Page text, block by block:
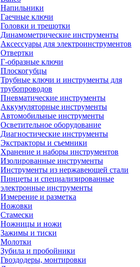
Напильники
Гаечные ключи
Головки и трещотки
Динамометрические инструменты
Аксессуары для электроинструментов
Отвертки
Г-образные ключи
Плоскогубцы
Трубные ключи и инструменты для
трубопроводов
Пневматические инструменты
Аккумуляторные инструменты
Автомобильные инструменты
Осветительное оборудование
Диагностические инструменты
Экстракторы и съемники
Хранение и наборы инструментов
Изолированные инструменты
Инструменты из нержавеющей стали
Пинцеты и специализированные
электронные инструменты
Измерение и разметка
Ножовки
Стамески
Ножницы и ножи
Зажимы и тиски
Молотки
Зубила и пробойники
Гвоздодеры, монтировки